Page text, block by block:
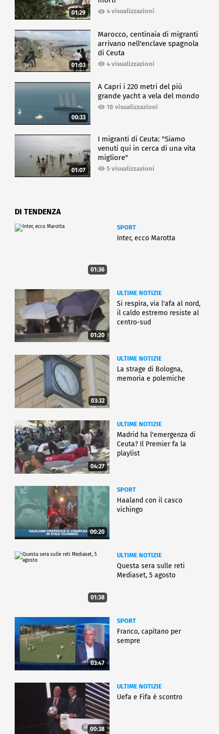
01:29 4 visualizzazioni
01:03
Marocco, centinaia di migranti
arrivano nell'enclave spagnola
di Ceuta
4 visualizzazioni
00:33
A Capri i 220 metri del più
grande yacht a vela del mondo
18 visualizzazioni
01:07
I migranti di Ceuta: "Siamo
venuti qui in cerca di una vita
migliore"
5 visualizzazioni
DI TENDENZA
01:36
SPORT
Inter, ecco Marotta
01:20
ULTIME NOTIZIE
Si respira, via l'afa al nord,
il caldo estremo resiste al
centro-sud
03:32
ULTIME NOTIZIE
La strage di Bologna,
memoria e polemiche
04:27
ULTIME NOTIZIE
Madrid ha l'emergenza di
Ceuta? Il Premier fa la
playlist
00:20
SPORT
Haaland con il casco
vichingo
01:38
ULTIME NOTIZIE
Questa sera sulle reti
Mediaset, 5 agosto
03:47
SPORT
Franco, capitano per
sempre
00:38
ULTIME NOTIZIE
Uefa e Fifa è scontro